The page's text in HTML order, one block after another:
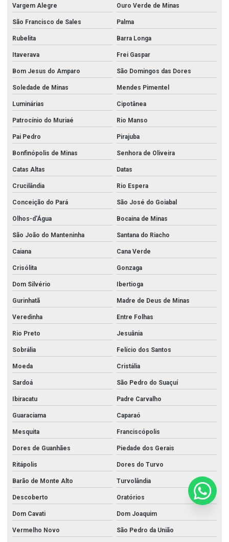
Vargem Alegre Ouro Verde de Minas
São Francisco de Sales Palma
Rubelita Barra Longa
Itaverava Frei Gaspar
Bom Jesus do Amparo São Domingos das Dores
Soledade de Minas Mendes Pimentel
Luminárias Cipotânea
Patrocínio do Muriaé Rio Manso
Pai Pedro Pirajuba
Bonfinópolis de Minas Senhora de Oliveira
Catas Altas Datas
Crucilândia Rio Espera
Conceição do Pará São José do Goiabal
Olhos-d'Água Bocaina de Minas
São João do Manteninha Santana do Riacho
Caiana Cana Verde
Crisólita Gonzaga
Dom Silvério Ibertioga
Gurinhatã Madre de Deus de Minas
Veredinha Entre Folhas
Rio Preto Jesuânia
Sobrália Felício dos Santos
Moeda Cristália
Sardoá São Pedro do Suaçuí
Ibiracatu Padre Carvalho
Guaraciama Caparaó
Mesquita Franciscópolis
Dores de Guanhães Piedade dos Gerais
Ritápolis Dores do Turvo
Barão de Monte Alto Turvolândia
Descoberto Oratórios
Dom Cavati Dom Joaquim
Vermelho Novo São Pedro da União